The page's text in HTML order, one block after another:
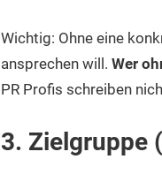
Wichtig: Ohne eine
ansprechen will. Wer
PR Profis schreiben
3. Zielgruppe